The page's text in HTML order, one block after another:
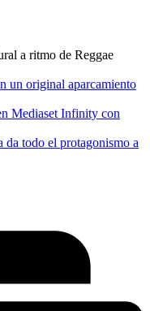
a ritmo de Reggae
un original aparcamiento
Mediaset Infinity con
da todo el protagonismo a